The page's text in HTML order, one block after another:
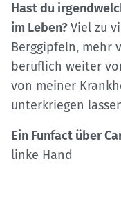
Hast du
im Leben?Viel zu
Berggipfeln, mehr
beruflich weiter
von meiner
unterkriegen
Ein Funfact über
linke Hand